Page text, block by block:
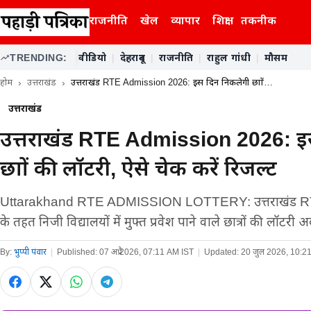
राजनीति खेल व्यापार शिक्षा
तकनीक
TRENDING: वीडियो | देहरादून | राजनीति | राहुल गांधी | मौसम
होम उत्तराखंड उत्तराखंड RTE Admission 2026: इस दिन निकलेगी छात्रों…
उत्तराखंड
उत्तराखंड RTE Admission 2026:
छात्रों की लॉटरी, ऐसे चेक करें रिजल्ट
Uttarakhand RTE ADMISSION LOTTERY: उत्तराखंड
के तहत निजी विद्यालयों में मुफ्त प्रवेश पाने वाले छात्रों की
By: भुप्पी पंवार Published: 07 अप्रै 2026, 07:11 AM IST Updated: 20 जुल 2026,